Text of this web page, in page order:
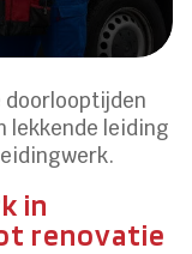
doorlooptijden
lekkende leiding
in
renovatie